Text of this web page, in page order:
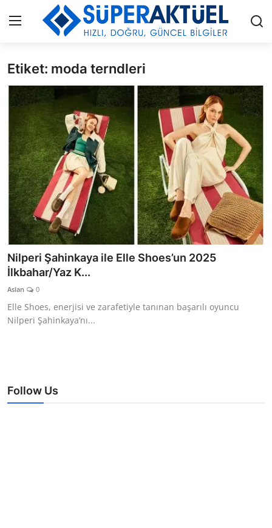
Giriş Kayıt Ol
İLETİŞİM
HAKKIMIZDA
KÜNYE
MODA
İŞ BİRLİĞİ
MÜZİK
TEKNOLOJİ
BİLGİ
ÖNEMLİ GÜNLER
Etiket: moda terndleri
Nilperi Şahinkaya ile Elle Shoes’un 2025
İlkbahar/Yaz K...
Aslan 0
Elle Shoes, enerjisi ve zarafetiyle tanınan başarılı oyuncu
Nilperi Şahinkaya’nı...
Follow Us